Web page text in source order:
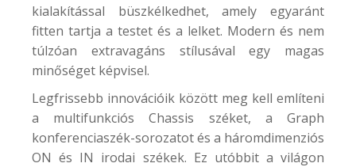
kialakítással büszkélkedhet, amely egyaránt
fitten tartja a testet és a lelket. Modern és nem
túlzóan extravagáns stílusával egy magas
minőséget képvisel.
Legfrissebb innovációik között meg kell említeni
a multifunkciósChassis széket, aGraph
konferenciaszék-sorozatot és a háromdimenziós
ON és IN irodai székek. Ez utóbbit a világon